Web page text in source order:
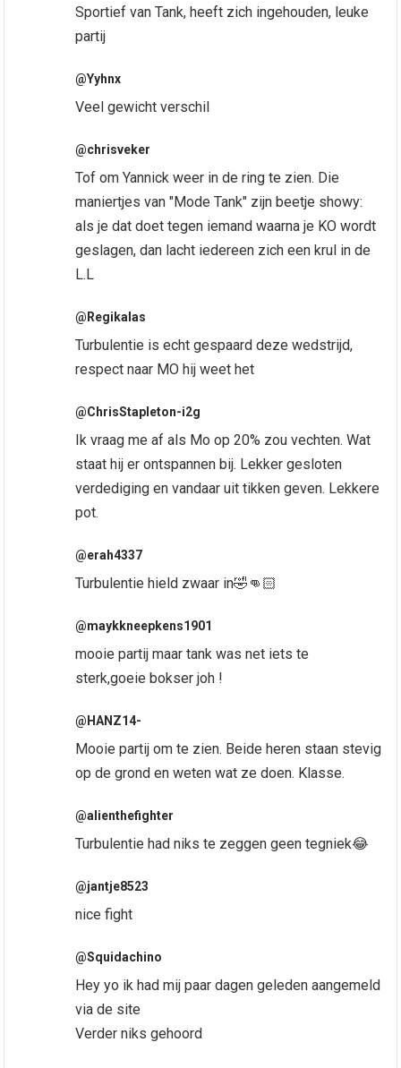
Sportief van Tank, heeft zich ingehouden, leuke
partij
@Yyhnx
Veel gewicht verschil
@chrisveker
Tof om Yannick weer in de ring te zien. Die
maniertjes van "Mode Tank" zijn beetje showy:
als je dat doet tegen iemand waarna je KO wordt
geslagen, dan lacht iedereen zich een krul in de
L.L
@Regikalas
Turbulentie is echt gespaard deze wedstrijd,
respect naar MO hij weet het
@ChrisStapleton-i2g
Ik vraag me af als Mo op 20% zou vechten. Wat
staat hij er ontspannen bij. Lekker gesloten
verdediging en vandaar uit tikken geven. Lekkere
pot.
@erah4337
Turbulentie hield zwaar in🤣👊🏻
@maykkneepkens1901
mooie partij maar tank was net iets te
sterk,goeie bokser joh !
@HANZ14-
Mooie partij om te zien. Beide heren staan stevig
op de grond en weten wat ze doen. Klasse.
@alienthefighter
Turbulentie had niks te zeggen geen tegniek😂
@jantje8523
nice fight
@Squidachino
Hey yo ik had mij paar dagen geleden aangemeld
via de site
Verder niks gehoord